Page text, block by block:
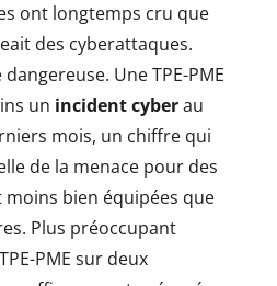
ont longtemps cru que
des cyberattaques.
Une TPE-PME
un incident cyberau
mois, un chiffre qui
de la menace pour des
bien équipées que
Plus préoccupant
PME sur deux